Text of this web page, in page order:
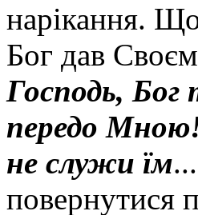
нарікання.
Бог дав
Господь, Бог
передо Мною!
не служи їм
повернутися